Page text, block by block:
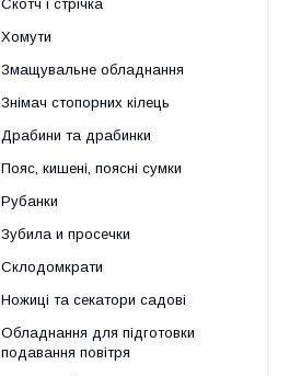
Скотч і стрічка
Хомути
Змащувальне обладнання
Знімач стопорних кілець
Драбини та драбинки
Пояс, кишені, поясні сумки
Рубанки
Зубила и просечки
Склодомкрати
Ножиці та секатори садові
Обладнання для підготовки
подавання повітря